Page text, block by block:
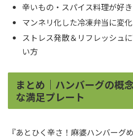
辛いもの・スパイス料理が好
マンネリ化した冷凍弁当に変
ストレス発散＆リフレッシュ
い方
まとめ｜ハンバーグの概
な満足プレート
『あとひく辛さ！麻婆ハンバーグ